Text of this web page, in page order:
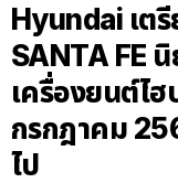
Hyundai เต
SANTA FE
เครื่องยนต์ไ
กรกฎาคม
ไป